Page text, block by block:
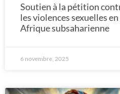
Soutien à la pétition
les violences sexuelles en
Afrique subsaharienne
6 novembre, 2025